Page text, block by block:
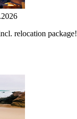
relocation package!